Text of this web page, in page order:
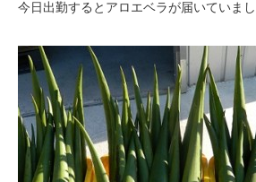
今日出勤するとアロエベラが届いていまし